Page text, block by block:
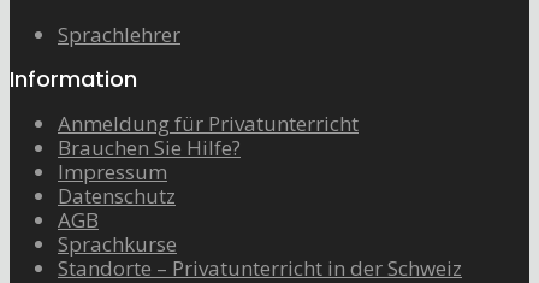
Sprachlehrer
Information
Anmeldung für Privatunterricht
Brauchen Sie Hilfe?
Impressum
Datenschutz
AGB
Sprachkurse
Standorte – Privatunterricht in der Schweiz